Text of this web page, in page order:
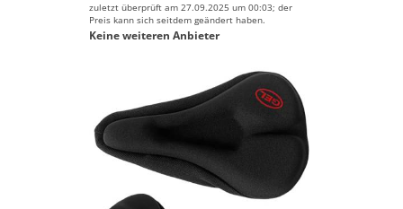
zuletzt überprüft am 27.09.2025 um 00:03; der
Preis kann sich seitdem geändert haben.
Keine weiteren Anbieter